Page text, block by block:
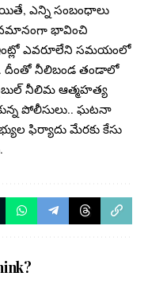
ఎన్ని సంబంధాలు
భావించి
ఎవరూలేని సమయంలో
దీంతో నీలిబండ తండాలో
నీలిమ ఆత్మహత్య
పోలీసులు.. ఘటనా
ఫిర్యాదు మేరకు కేసు